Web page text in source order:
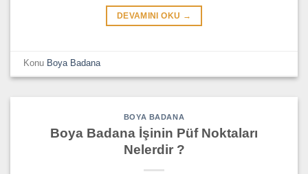
DEVAMINI OKU →
Konu Boya Badana
BOYA BADANA
Boya Badana İşinin Püf Noktaları
Nelerdir ?